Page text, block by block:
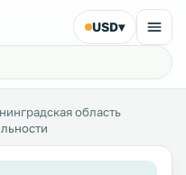
USD▾
область